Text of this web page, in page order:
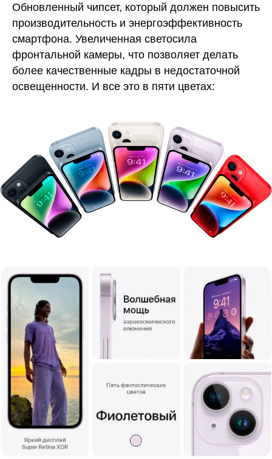
Обновленный чипсет, который должен повысить
производительность и энергоэффективность
смартфона. Увеличенная светосила
фронтальной камеры, что позволяет делать
более качественные кадры в недостаточной
освещенности. И все это в пяти цветах: